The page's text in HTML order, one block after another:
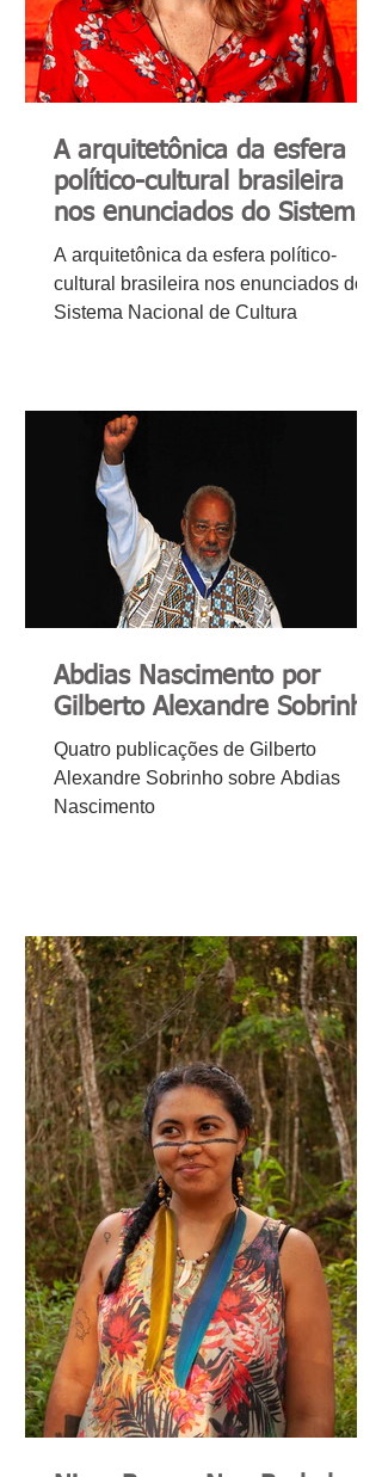
A arquitetônica da esfera
político-cultural brasileira
nos enunciados do Sistema
Nacional de Cultura
A arquitetônica da esfera político-
cultural brasileira nos enunciados do
Sistema Nacional de Cultura
Abdias Nascimento por
Gilberto Alexandre Sobrinho
Quatro publicações de Gilberto
Alexandre Sobrinho sobre Abdias
Nascimento